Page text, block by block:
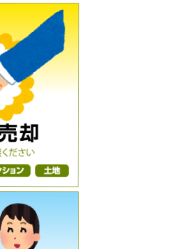
屛風浦ニース
中★平成27年
料381,000
円★満室時の
横浜市磯子区
円★
ーン